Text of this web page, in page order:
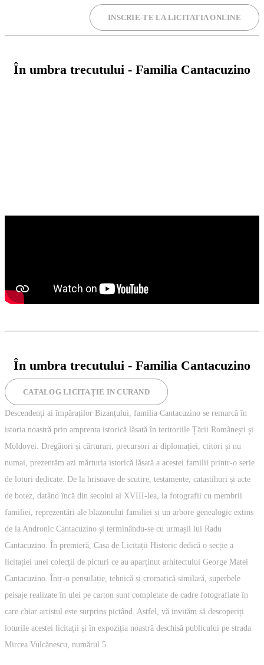
INSCRIE-TE LA LICITATIA ONLINE
⁠În umbra trecutului - Familia Cantacuzino
⁠⁠În umbra trecutului - Familia Cantacuzino
CATALOG LICITAȚIE IN CURAND
Descendenți ai împăraților Bizanțului, familia Cantacuzino se remarcă în
istoria noastră prin amprenta istorică lăsată în teritoriile Țării Românești și
Moldovei. Dregători și cărturari, precursori ai diplomației, ctitori și nu
numai, prezentăm azi mărturia istorică lăsată a acestei familii printr-o serie
de loturi dedicate. De la hrisoave de scutire, testamente, catastihuri și acte
de botez, datând încă din secolul al XVIII-lea, la fotografii cu membrii
familiei, reprezentări ale blazonului familiei și un arbore genealogic extins
de la Andronic Cantacuzino și terminându-se cu urmașii lui Radu
Cantacuzino. În premieră, Casa de Licitații Historic dedică o secție a
licitației unei colecții de picturi ce au aparținut arhitectului George Matei
Cantacuzino. Într-o pensulație, tehnică și cromatică similară, superbele
peisaje realizate în ulei pe carton sunt completate de cadre fotografiate în
care chiar artistul este surprins pictând. Astfel, vă invităm să descoperiți
loturile acestei licitații și în expoziția noastră deschisă publicului pe strada
Mircea Vulcănescu, numărul 5.